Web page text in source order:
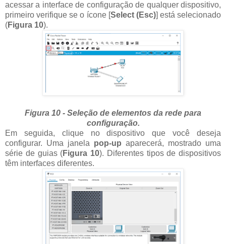
acessar a interface de configuração de qualquer dispositivo,
primeiro verifique se o ícone [Select (Esc)] está selecionado
(Figura 10).
Figura 10 - Seleção de elementos da rede para
configuração.
Em seguida, clique no dispositivo que você deseja
configurar. Uma janela pop-up aparecerá, mostrado uma
série de guias (Figura 10). Diferentes tipos de dispositivos
têm interfaces diferentes.